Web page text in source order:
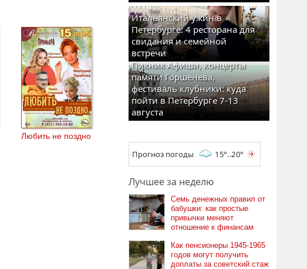
Любить не поздно
Итальянский ужин в
Петербурге: 4 ресторана для
свидания и семейной
встречи
Пикник Афиши, концерты
памяти Горшенева,
фестиваль клубники: куда
пойти в Петербурге 7-13
августа
Прогноз погоды 15°..20°
Лучшее за неделю
Семь денежных правил от
бабушки: как простые
привычки меняют
отношение к финансам
Как пенсионеры 1945-1965
годов могут получить
доплаты за советский стаж